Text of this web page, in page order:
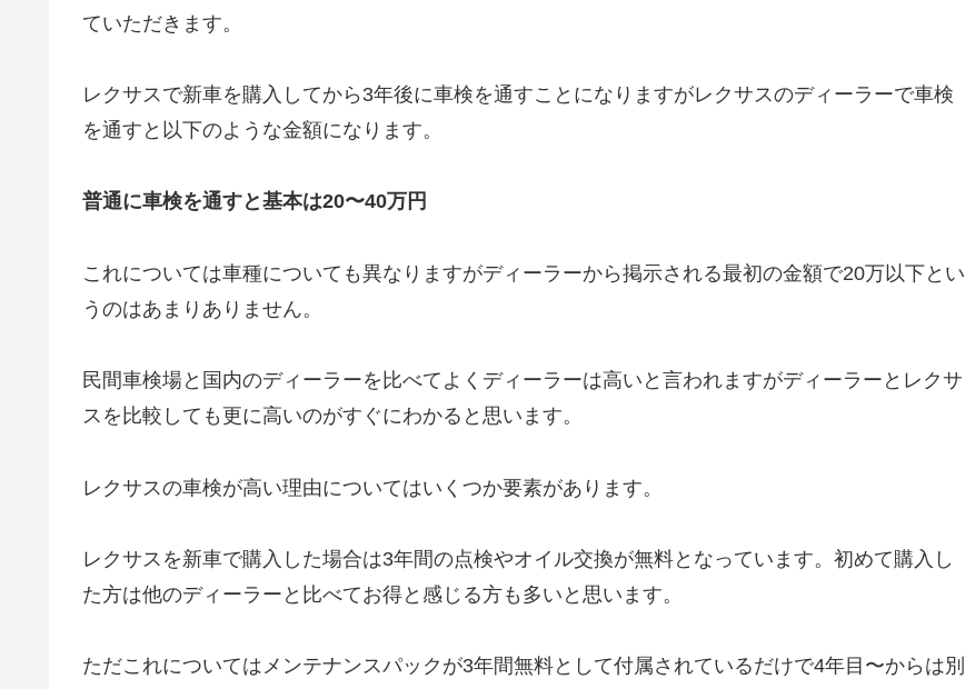
ていただきます。
レクサスで新車を購入してから3年後に車検を通すことになりますがレクサスのディーラーで車検
を通すと以下のような金額になります。
普通に車検を通すと基本は20〜40万円
これについては車種についても異なりますがディーラーから掲示される最初の金額で20万以下とい
うのはあまりありません。
民間車検場と国内のディーラーを比べてよくディーラーは高いと言われますがディーラーとレクサ
スを比較しても更に高いのがすぐにわかると思います。
レクサスの車検が高い理由についてはいくつか要素があります。
レクサスを新車で購入した場合は3年間の点検やオイル交換が無料となっています。初めて購入し
た方は他のディーラーと比べてお得と感じる方も多いと思います。
ただこれについてはメンテナンスパックが3年間無料として付属されているだけで4年目〜からは別